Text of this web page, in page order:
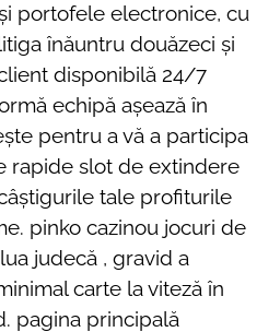
portofele electronice, cu
înăuntru douăzeci și
disponibilă 24/7
echipă așează în
pentru a vă a participa
rapide slot de extindere
tale profiturile
pinko cazinou jocuri de
judecă , gravid a
carte la viteză în
pagina principală